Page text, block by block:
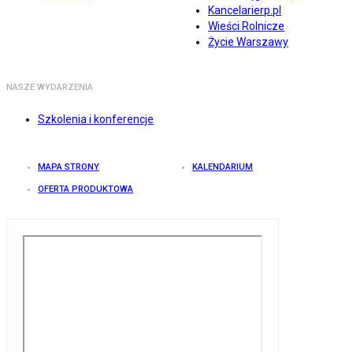
Kancelarierp.pl
Wieści Rolnicze
Życie Warszawy
NASZE WYDARZENIA
Szkolenia i konferencje
MAPA STRONY KALENDARIUM
OFERTA PRODUKTOWA